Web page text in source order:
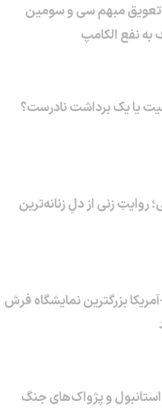
تعویق مبهم سی و سومین
نفع الکامپ
یا یک برداشت نادرست؟
روایتِ زنی از دلِ زنانه‌ترین
بزرگترین نمایشگاه فرش
و پژواک‌های جنگ